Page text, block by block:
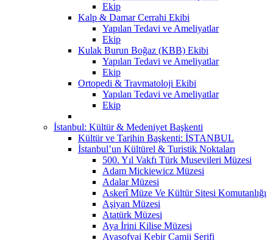
Ekip
Kalp & Damar Cerrahi Ekibi
Yapılan Tedavi ve Ameliyatlar
Ekip
Kulak Burun Boğaz (KBB) Ekibi
Yapılan Tedavi ve Ameliyatlar
Ekip
Ortopedi & Travmatoloji Ekibi
Yapılan Tedavi ve Ameliyatlar
Ekip
İstanbul: Kültür & Medeniyet Başkenti
Kültür ve Tarihin Başkenti: İSTANBUL
İstanbul’un Kültürel & Turistik Noktaları
500. Yıl Vakfı Türk Musevileri Müzesi
Adam Mickiewicz Müzesi
Adalar Müzesi
Askerî Müze Ve Kültür Sitesi Komutanlığı
Aşiyan Müzesi
Atatürk Müzesi
Aya İrini Kilise Müzesi
Ayasofyai Kebir Camii Şerifi